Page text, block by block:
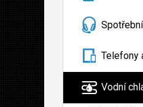
Telefony
Vodní